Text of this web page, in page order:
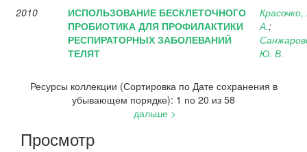
2010
ИСПОЛЬЗОВАНИЕ БЕСКЛЕТОЧНОГО
ПРОБИОТИКА ДЛЯ ПРОФИЛАКТИКИ
РЕСПИРАТОРНЫХ ЗАБОЛЕВАНИЙ
ТЕЛЯТ
А.;
Ю. В.
Ресурсы коллекции (Сортировка по Дате сохранения в
убывающем порядке): 1 по 20 из 58
дальше >
Просмотр